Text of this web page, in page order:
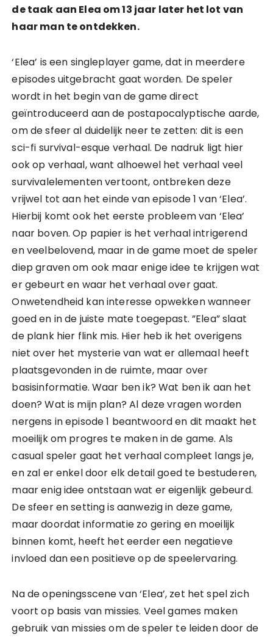
de taak aan Elea om 13 jaar later het lot van
haar man te ontdekken.
‘Elea’ is een singleplayer game, dat in meerdere
episodes uitgebracht gaat worden. De speler
wordt in het begin van de game direct
geïntroduceerd aan de postapocalyptische aarde,
om de sfeer al duidelijk neer te zetten: dit is een
sci-fi survival-esque verhaal. De nadruk ligt hier
ook op verhaal, want alhoewel het verhaal veel
survivalelementen vertoont, ontbreken deze
vrijwel tot aan het einde van episode 1 van ‘Elea’.
Hierbij komt ook het eerste probleem van ‘Elea’
naar boven. Op papier is het verhaal intrigerend
en veelbelovend, maar in de game moet de speler
diep graven om ook maar enige idee te krijgen wat
er gebeurt en waar het verhaal over gaat.
Onwetendheid kan interesse opwekken wanneer
goed en in de juiste mate toegepast. ”Elea” slaat
de plank hier flink mis. Hier heb ik het overigens
niet over het mysterie van wat er allemaal heeft
plaatsgevonden in de ruimte, maar over
basisinformatie. Waar ben ik? Wat ben ik aan het
doen? Wat is mijn plan? Al deze vragen worden
nergens in episode 1 beantwoord en dit maakt het
moeilijk om progres te maken in de game. Als
casual speler gaat het verhaal compleet langs je,
en zal er enkel door elk detail goed te bestuderen,
maar enig idee ontstaan wat er eigenlijk gebeurd.
De sfeer en setting is aanwezig in deze game,
maar doordat informatie zo gering en moeilijk
binnen komt, heeft het eerder een negatieve
invloed dan een positieve op de speelervaring.
Na de openingsscene van ‘Elea’, zet het spel zich
voort op basis van missies. Veel games maken
gebruik van missies om de speler te leiden door de